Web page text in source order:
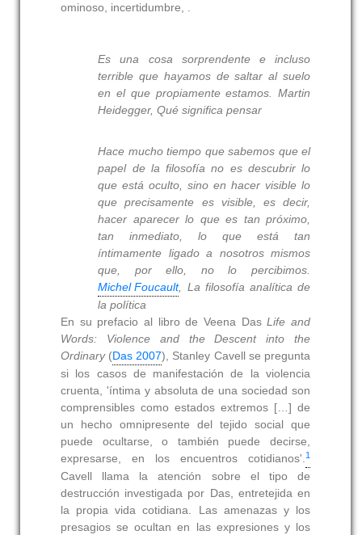
ominoso, incertidumbre, .
Es una cosa sorprendente e incluso
terrible que hayamos de saltar al suelo
enel que propiamente estamos. Martin
Heidegger,Qué significa pensar
Hace mucho tiempo que sabemos que el
papel de lafilosofía no es descubrir lo
que está oculto, sino enhacer visible lo
que precisamente es visible, es decir,
hacer aparecer lo que es tan próximo,
taninmediato, lo que está tan
íntimamente ligado a nosotros mismos
que, por ello, no lo percibimos.
Michel Foucault, La filosofía analítica de
la política
En su prefacio al libro de Veena DasLife and
Words: Violence and the Descent into the
Ordinary(Das 2007), Stanley Cavell se pregunta
si los casos de manifestación de la violencia
cruenta, 'íntima y absoluta de una sociedad son
comprensibles como estados extremos […] de
un hecho omnipresente del tejido social que
puede ocultarse, o también puede decirse,
expresarse, en los encuentros cotidianos'.1
Cavell llama la atención sobre el tipo de
destrucción investigada por Das, entretejida en
la propia vida cotidiana. Las amenazas y los
presagios se ocultan en las expresiones y los